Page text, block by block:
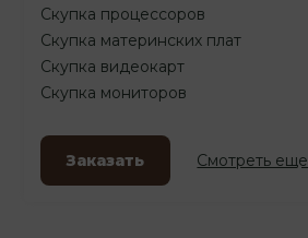
Скупка процессоров
Скупка материнских плат
Скупка видеокарт
Скупка мониторов
Заказать Смотреть еще